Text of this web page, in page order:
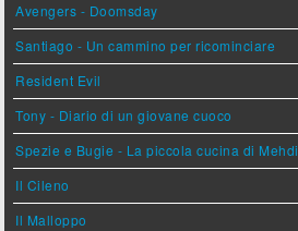
Avengers - Doomsday
Santiago - Un cammino per ricominciare
Resident Evil
Tony - Diario di un giovane cuoco
Spezie e Bugie - La piccola cucina di Mehdi
Il Cileno
Il Malloppo